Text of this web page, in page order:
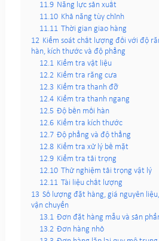
11.9 Năng lực sản xuất
11.10 Khả năng tùy chỉnh
11.11 Thời gian giao hàng
12 Kiểm soát chất lượng đối với độ
hàn, kích thước và độ phẳng
12.1 Kiểm tra vật liệu
12.2 Kiểm tra răng cưa
12.3 Kiểm tra thanh đỡ
12.4 Kiểm tra thanh ngang
12.5 Độ bền mối hàn
12.6 Kiểm tra kích thước
12.7 Độ phẳng và độ thẳng
12.8 Kiểm tra xử lý bề mặt
12.9 Kiểm tra tải trọng
12.10 Thử nghiệm tải trọng vật lý
12.11 Tài liệu chất lượng
13 Số lượng đặt hàng, giá nguyên
vận chuyển
13.1 Đơn đặt hàng mẫu và sản
13.2 Đơn hàng nhỏ